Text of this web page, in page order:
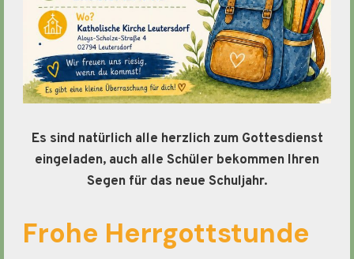
Es sind natürlich alle herzlich zum Gottesdienst
eingeladen, auch alle Schüler bekommen Ihren
Segen für das neue Schuljahr.
Frohe Herrgottstunde